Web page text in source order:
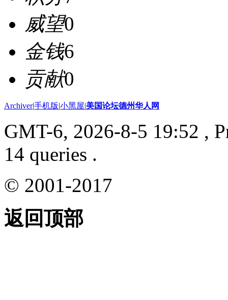
威望0
金钱6
贡献0
Archiver|手机版|小黑屋|美国论坛德州华人网
GMT-6, 2026-8-5 19:52 ,
14 queries .
© 2001-2017
返回顶部